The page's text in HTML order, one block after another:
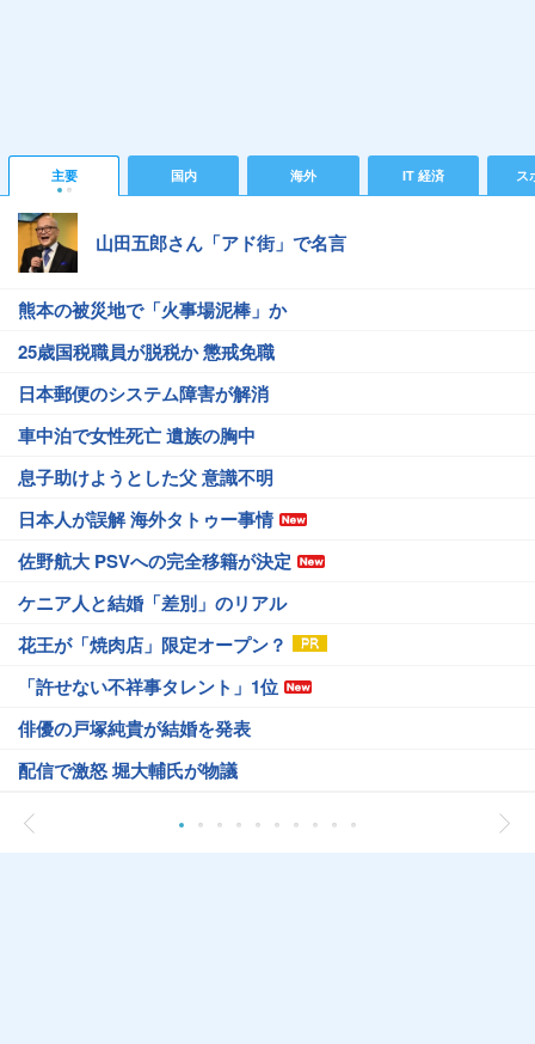
主要 国内 海外 IT 経済 ス
山田五郎さん「アド街」で名言
熊本の被災地で「火事場泥棒」か
25歳国税職員が脱税か 懲戒免職
日本郵便のシステム障害が解消
車中泊で女性死亡 遺族の胸中
息子助けようとした父 意識不明
日本人が誤解 海外タトゥー事情
佐野航大 PSVへの完全移籍が決定
ケニア人と結婚「差別」のリアル
花王が「焼肉店」限定オープン？
「許せない不祥事タレント」1位
俳優の戸塚純貴が結婚を発表
配信で激怒 堀大輔氏が物議